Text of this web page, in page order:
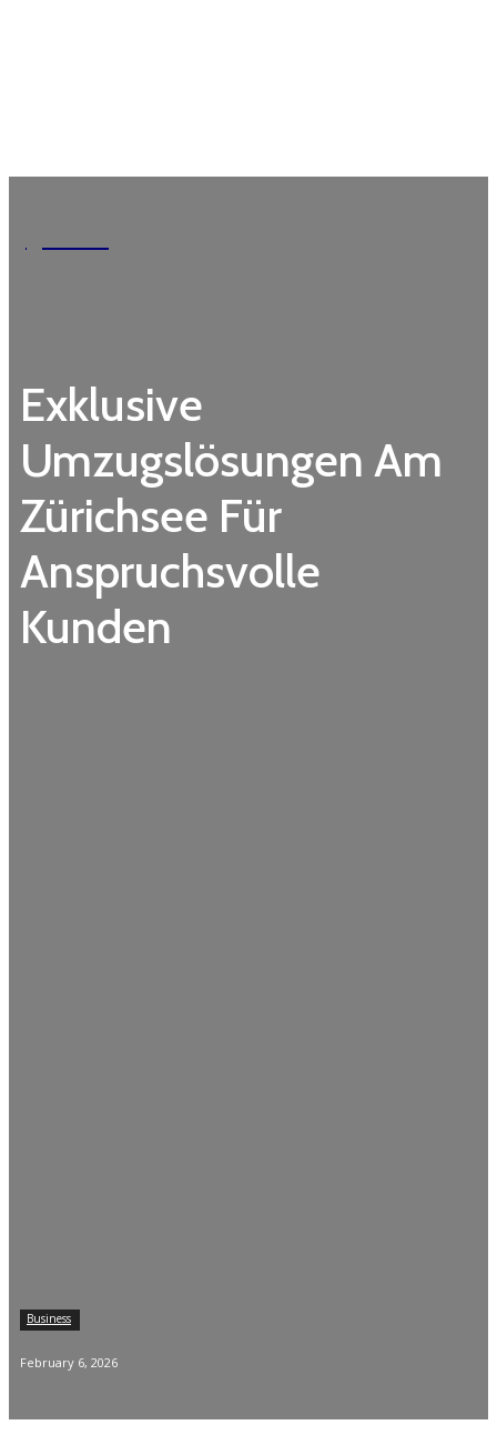
Exklusive
Umzugslösungen Am
Zürichsee Für
Anspruchsvolle
Kunden
Business
February 6, 2026